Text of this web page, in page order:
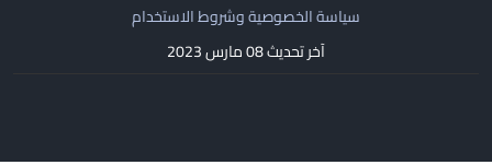
سياسة الخصوصية وشروط الاستخدام
آخر تحديث 08 مارس 2023